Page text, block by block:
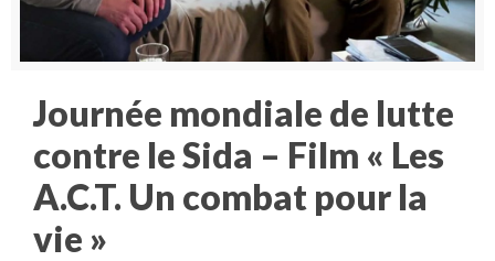
Journée mondiale de lutte
contre le Sida – Film « Les
A.C.T. Un combat pour la
vie »